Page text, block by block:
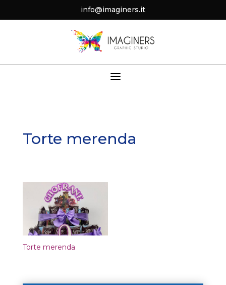
info@imaginers.it
a
Torte merenda
Torte merenda